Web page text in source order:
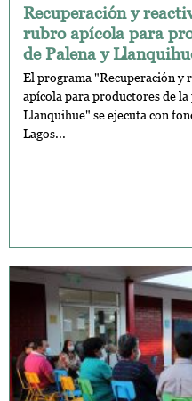
Recuperación y
rubro apícola para
de Palena y
El programa "Recuperación y
apícola para productores de
Llanquihue" se ejecuta con
Lagos...